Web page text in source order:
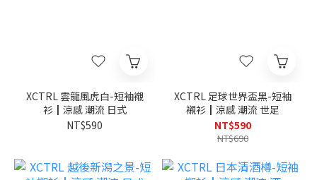
XCTRL 雲龍風虎白-短袖襯
衫┃涼感 潮流 日式
NT$590
XCTRL 足球世界盃黑-短袖
襯衫┃涼感 潮流 世足
NT$590
NT$690